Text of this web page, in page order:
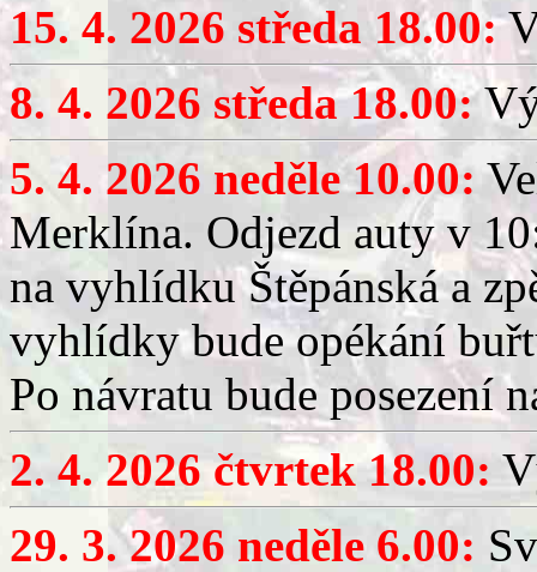
15. 4. 2026 středa 18.00:
8. 4. 2026 středa 18.00:
5. 4. 2026 neděle 10.00:
Merklína. Odjezd auty v
na vyhlídku Štěpánská a
vyhlídky bude opékání
Po návratu bude posezení
2. 4. 2026 čtvrtek 18.00:
29. 3. 2026 neděle 6.00: